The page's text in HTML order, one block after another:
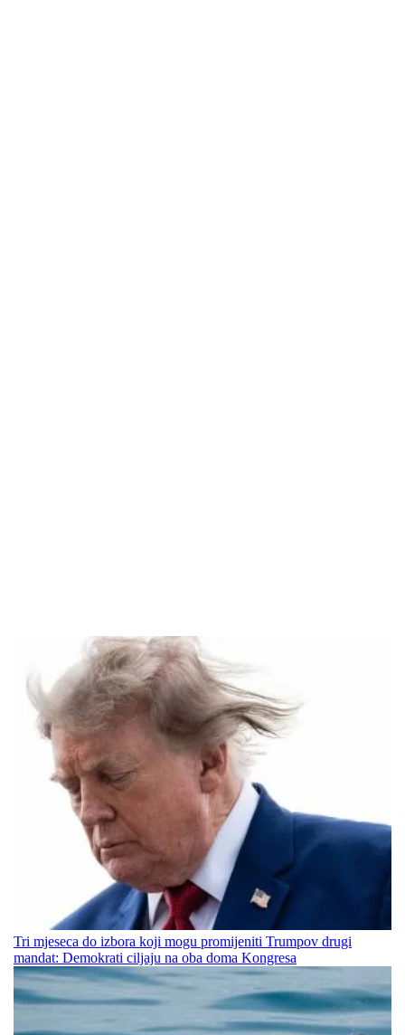
Tri mjeseca do izbora koji mogu promijeniti Trumpov drugi
mandat: Demokrati ciljaju na oba doma Kongresa